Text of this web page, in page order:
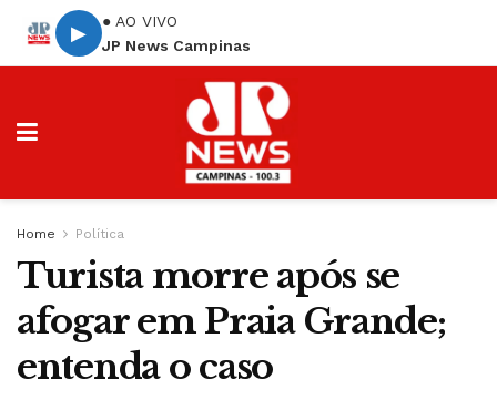
▶
● AO VIVO
JP News Campinas
Home Política
Turista morre após se
afogar em Praia Grande;
entenda o caso